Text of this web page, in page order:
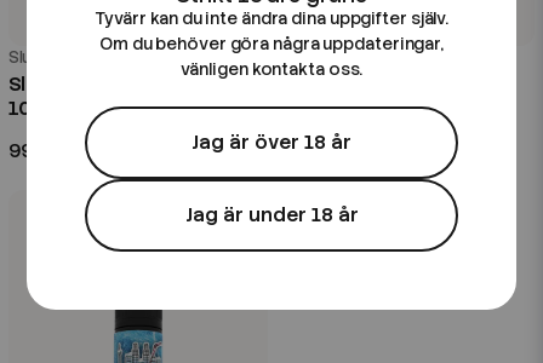
Slush City
Slush City | Orange Slush |
100ml Shortfill
99 kr
Slush City
Slush City | Red Slush |
100ml Shortfill
99 kr
Tyvärr kan du inte ändra dina uppgifter själv.
Om du behöver göra några uppdateringar,
vänligen kontakta oss.
Jag är över 18 år
Jag är under 18 år